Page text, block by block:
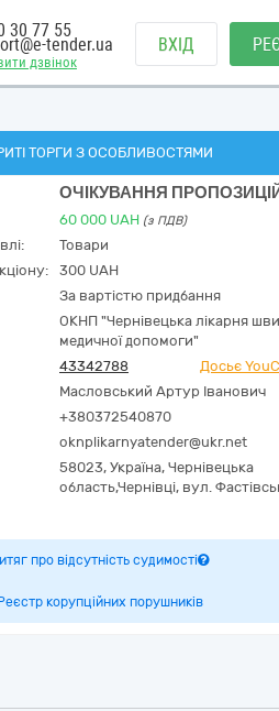
дзвінок
30 77 55
tender.ua ВХІД
ТОРГИ З ОСОБЛИВОСТЯМИ
ОЧІКУВАННЯ
60 000 UAH (з ПДВ)
Товари
300 UAH
За вартістю придбання
ОКНП "Чернівецька лікарня
медичної допомоги"
43342788
Досьє
Масловський Артур Іванович
+380372540870
oknplikarnyatender@ukr.net
58023, Україна, Чернівецька
область,Чернівці, вул.
про відсутність судимості
Реєстр корупційних порушників